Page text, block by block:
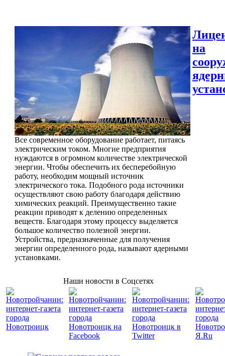
Все современное оборудование работает, питаясь
электрическим током. Многие предприятия
нуждаются в огромном количестве электрической
энергии. Чтобы обеспечить их бесперебойную
работу, необходим мощный источник
электрического тока. Подобного рода источники
осуществляют свою работу благодаря действию
химических реакций. Преимущественно такие
реакции приводят к делению определенных
веществ. Благодаря этому процессу выделяется
большое количество полезной энергии.
Устройства, предназначенные для получения
энергии определенного рода, называют ядерными
установками.
на
Наши новости в Соцсетях